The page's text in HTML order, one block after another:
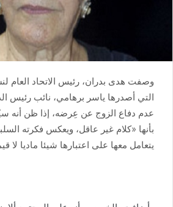
وصفت هدى بدران، رئيس الاتحاد العام
التي أصدرها ياسر برهامي، نائب رئيس
عدم دفاع الزوج عن عِرضه، إذا ظن أنه
بأنها «كلام غير عاقل، ويعكس فكرته
يتعامل معها على اعتبارها شيئا ماديا لا